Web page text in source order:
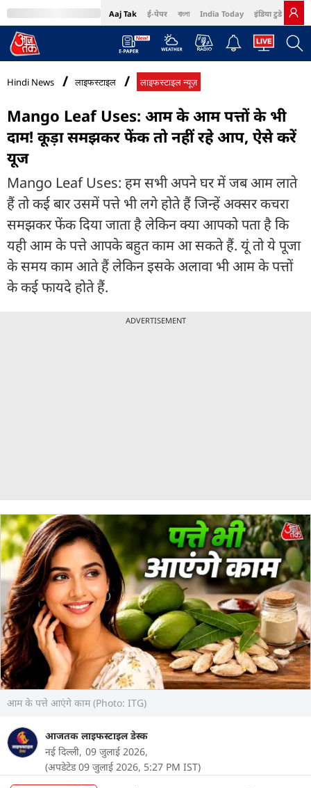
Aaj Tak ई-पेपर বাংলা India Today इंडिया टुडे हिंदी
MumbaiTak Cosmopolitan Harper's Bazaar Northeast
Hindi News लाइफस्टाइल लाइफस्टाइल न्यूज़
Mango Leaf Uses: आम के आम पत्तों के भी
दाम! कूड़ा समझकर फेंक तो नहीं रहे आप, ऐसे करें
यूज
Mango Leaf Uses: हम सभी अपने घर में जब आम लाते
हैं तो कई बार उसमें पत्ते भी लगे होते हैं जिन्हें अक्सर कचरा
समझकर फेंक दिया जाता है लेकिन क्या आपको पता है कि
यही आम के पत्ते आपके बहुत काम आ सकते हैं. यूं तो ये पूजा
के समय काम आते हैं लेकिन इसके अलावा भी आम के पत्तों
के कई फायदे होते हैं.
ADVERTISEMENT
आम के पत्ते आएंगे काम (Photo: ITG)
आजतक लाइफस्टाइल डेस्क
नई दिल्ली, 09 जुलाई 2026,
(अपडेटेड 09 जुलाई 2026, 5:27 PM IST)